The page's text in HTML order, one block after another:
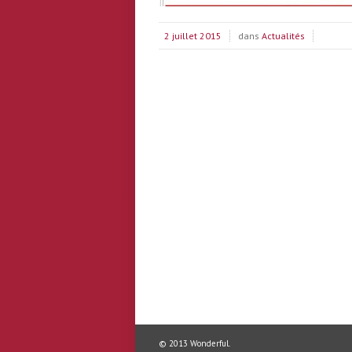
2 juillet 2015 dans Actualités
© 2013 Wonderful.